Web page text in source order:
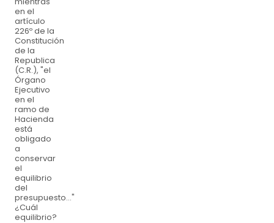
en el
artículo
226º de la
Constitución
de la
Republica
(C.R.), "el
Órgano
Ejecutivo
en el
ramo de
Hacienda
está
obligado
a
conservar
el
equilibrio
del
presupuesto…"
¿Cuál
equilibrio?